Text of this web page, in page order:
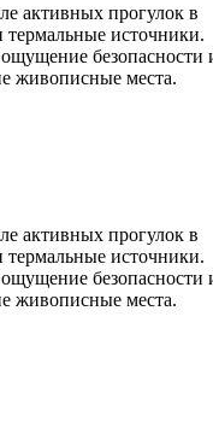
активных прогулок в
термальные источники.
безопасности
живописные места.
активных прогулок в
термальные источники.
безопасности
живописные места.